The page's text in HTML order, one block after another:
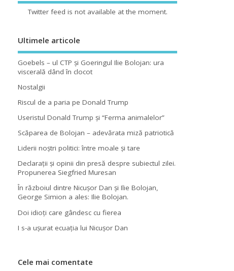
Twitter feed is not available at the moment.
Ultimele articole
Goebels – ul CTP şi Goeringul Ilie Bolojan: ura
viscerală dând în clocot
Nostalgii
Riscul de a paria pe Donald Trump
Useristul Donald Trump şi “Ferma animalelor”
Scăparea de Bolojan – adevărata miză patriotică
Liderii noştri politici: între moale şi tare
Declaraţii şi opinii din presă despre subiectul zilei.
Propunerea Siegfried Muresan
În războiul dintre Nicuşor Dan şi Ilie Bolojan,
George Simion a ales: Ilie Bolojan.
Doi idioţi care gândesc cu fierea
I s-a uşurat ecuaţia lui Nicuşor Dan
Cele mai comentate